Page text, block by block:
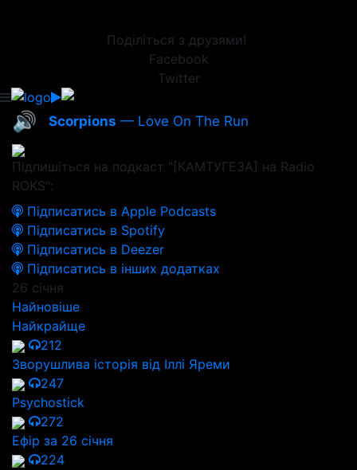
Поділіться з друзями!
Facebook
Twitter
🔊 Scorpions — Love On The Run
Підпишіться на подкаст "[КАМТУГЕЗА] на Radio
ROKS":
Підписатись в Apple Podcasts
Підписатись в Spotify
Підписатись в Deezer
Підписатись в інших додатках
26 січня
Найновіше
Найкрайще
212
Зворушлива історія від Іллі Яреми
247
Psychostick
272
Ефір за 26 січня
224